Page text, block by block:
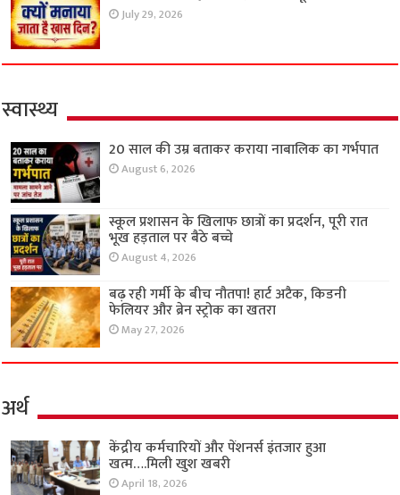
July 29, 2026
स्वास्थ्य
20 साल की उम्र बताकर कराया नाबालिक का गर्भपात
August 6, 2026
स्कूल प्रशासन के खिलाफ छात्रों का प्रदर्शन, पूरी रात
भूख हड़ताल पर बैठे बच्चे
August 4, 2026
बढ़ रही गर्मी के बीच नौतपा! हार्ट अटैक, किडनी
फेलियर और ब्रेन स्ट्रोक का खतरा
May 27, 2026
अर्थ
केंद्रीय कर्मचारियों और पेंशनर्स इंतजार हुआ
खत्म….मिली खुश खबरी
April 18, 2026